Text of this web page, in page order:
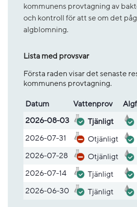
kommunens provtagning av
och kontroll för att se om det
algblomning.
Lista med provsvar
Första raden visar det senaste
kommunens provtagning.
Lista med provsvar
Datum Vatten­prov
2026-08-03
Tjänligt
2026-07-31
Otjänligt
2026-07-28
Otjänligt
2026-07-14
Tjänligt
2026-06-30
Tjänligt